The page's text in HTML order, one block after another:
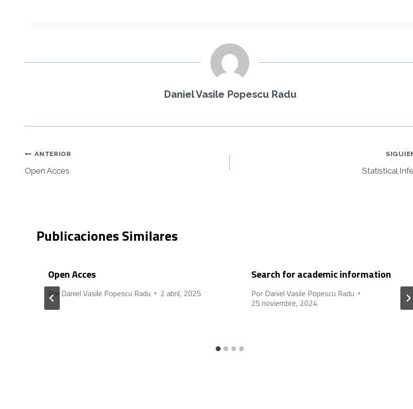
Daniel Vasile Popescu Radu
Navegación
de
ANTERIOR
Open Acces Statistical
Publicaciones Similares
Open Acces
PorDaniel Vasile Popescu Radu 2 abril, 2025
Search for academic information
Por Daniel Vasile Popescu Radu
25 noviembre, 2024